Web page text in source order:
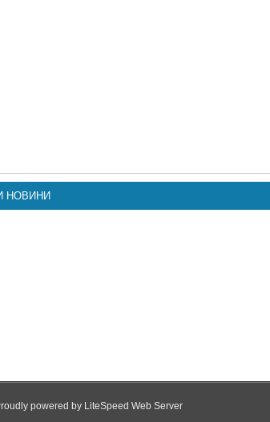
НОВИНИ